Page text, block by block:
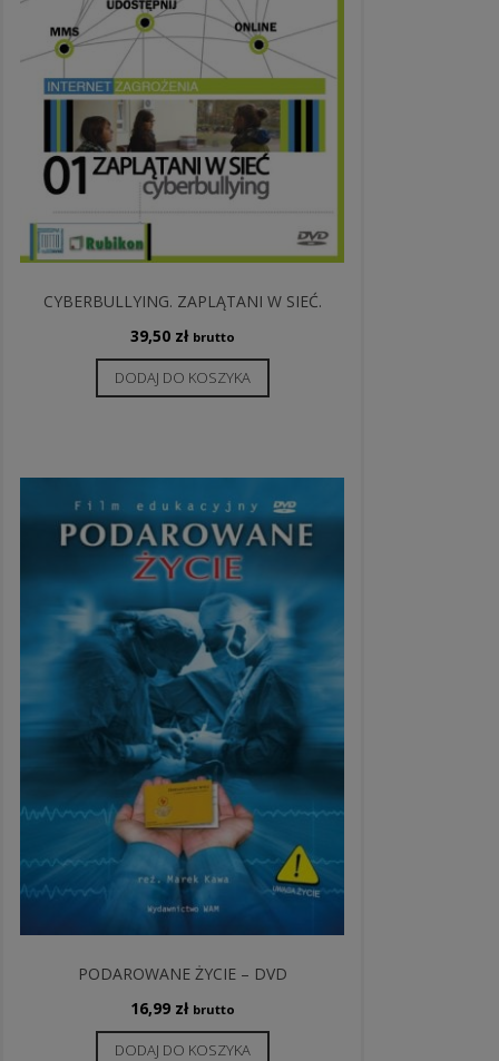
CYBERBULLYING. ZAPLĄTANI W SIEĆ.
39,50 zł brutto
DODAJ DO KOSZYKA
PODAROWANE ŻYCIE – DVD
16,99 zł brutto
DODAJ DO KOSZYKA